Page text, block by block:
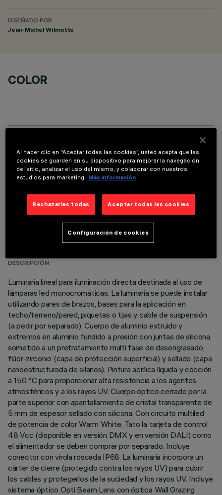
DISEÑADO POR
Jean-Michel Wilmotte
COLOR
COMPONENTES OPCIONALES
DATOS TÉCNICOS
DESCRIPCIÓN
Luminaria lineal para iluminación directa destinada al uso de
lámparas led monocromáticas. La luminaria se puede instalar
utilizando pares de brazos, bases para la aplicación en
techo/terreno/pared, piquetas o tijas y cable de suspensión
(a pedir por separado). Cuerpo de aluminio extruido y
extremos en aluminio fundido a presión con juntas de silicona,
sometido a un pretratamiento multi fase de desengrasado,
flúor-zirconio (capa de protección superficial) y sellado (capa
nanoestructurada de silanos). Pintura acrílica líquida y cocción
a 150 °C para proporcionar alta resistencia a los agentes
atmosféricos y a los rayos UV. Cuerpo óptico cerrado por la
parte superior con apantallamiento de cristal transparente de
5 mm de espesor sellado con silicona. Con circuito multiled
de potencia de color Warm White. Tato la tarjeta de control
48 Vcc (disponible en versión DMX y en versión DALI) como
el alimentador se deben comprar por separado. Incluye
conector con virola roscada IP68. La luminaria incorpora un
cárter de cierre (protegido contra los rayos UV) para cubrir
los cables y protegerlos de la suciedad y los rayos UV. Incluye
sistema óptico Opti Beam Lens con óptica Wall Grazing
Al hacer clic en “Aceptar todas las cookies”, usted acepta que las
cookies se guarden en su dispositivo para mejorar la navegación
del sitio, analizar el uso del mismo, y colaborar con nuestros
estudios para marketing. Más información
Rechazarlas todas Aceptar todas las cookies
Configuración de cookies